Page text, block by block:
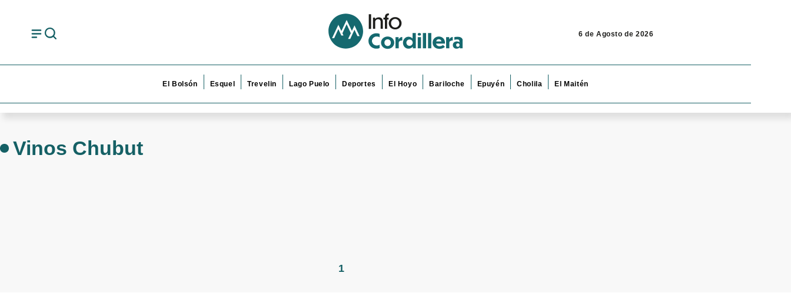
6 de Agosto de 2026
El Bolsón Esquel Trevelin Lago Puelo Deportes El Hoyo Bariloche Epuyén Cholila El Maitén
Vinos Chubut
1